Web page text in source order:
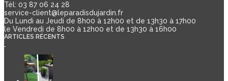
Tél: 03 87 06 24 28
service-client@leparadisdujardin.fr
Du Lundi au Jeudi de 8h00 à 12h00 et de 13h30 à 17h00
le Vendredi de 8h00 à 12h00 et de 13h30 à 16h00
ARTICLES RÉCENTS